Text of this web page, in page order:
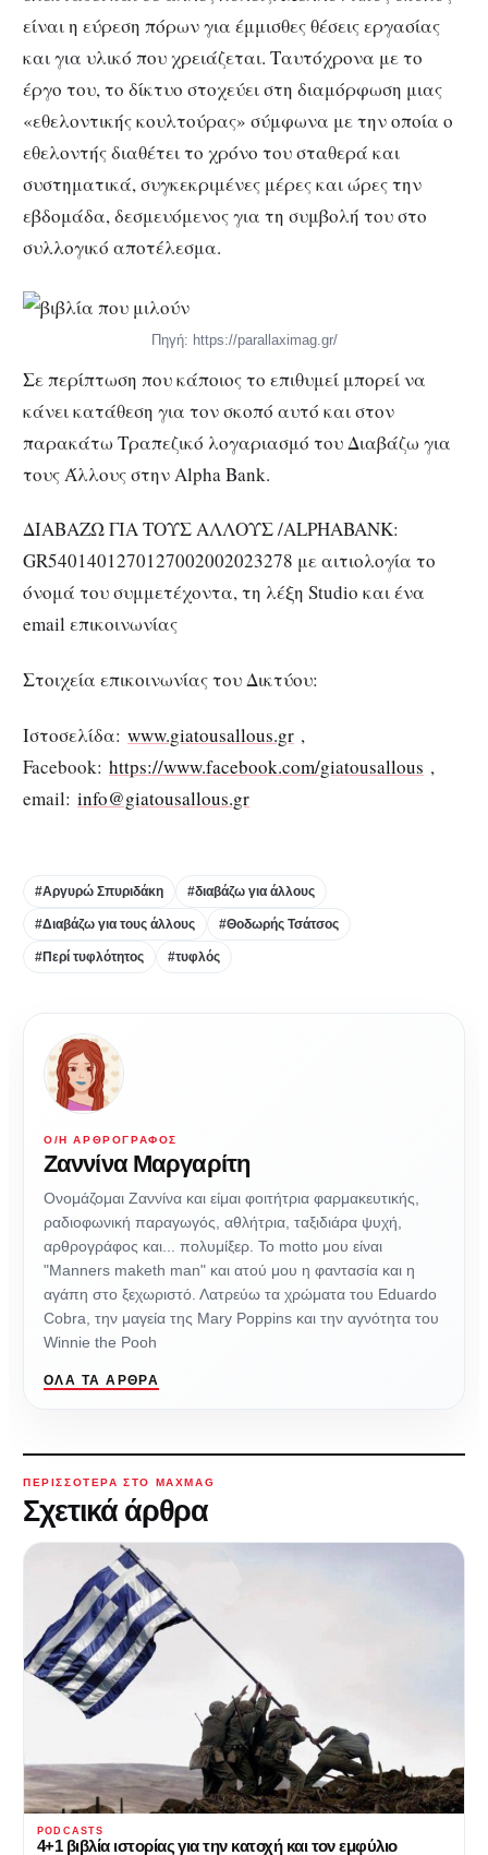
είναι η εύρεση πόρων για έμμισθες θέσεις εργασίας
και για υλικό που χρειάζεται. Ταυτόχρονα με το
έργο του, το δίκτυο στοχεύει στη διαμόρφωση μιας
«εθελοντικής κουλτούρας» σύμφωνα με την οποία ο
εθελοντής διαθέτει το χρόνο του σταθερά και
συστηματικά, συγκεκριμένες μέρες και ώρες την
εβδομάδα, δεσμευόμενος για τη συμβολή του στο
συλλογικό αποτέλεσμα.
Πηγή: https://parallaximag.gr/
Σε περίπτωση που κάποιος το επιθυμεί μπορεί να
κάνει κατάθεση για τον σκοπό αυτό και στον
παρακάτω Τραπεζικό λογαριασμό του Διαβάζω για
τους Άλλους στην Alpha Bank.
ΔΙΑΒΑΖΩ ΓΙΑ ΤΟΥΣ ΑΛΛΟΥΣ /ALPHABANK:
GR5401401270127002002023278 με αιτιολογία το
όνομά του συμμετέχοντα, τη λέξη Studio και ένα
email επικοινωνίας
Στοιχεία επικοινωνίας του Δικτύου:
Ιστοσελίδα: www.giatousallous.gr ,
Facebook: https://www.facebook.com/giatousallous ,
email: info@giatousallous.gr
#Αργυρώ Σπυριδάκη #διαβάζω για άλλους
#Διαβάζω για τους άλλους #Θοδωρής Τσάτσος
#Περί τυφλότητος #τυφλός
Ο/Η ΑΡΘΡΟΓΡΆΦΟΣ
Ζαννίνα Μαργαρίτη
Ονομάζομαι Ζαννίνα και είμαι φοιτήτρια φαρμακευτικής,
ραδιοφωνική παραγωγός, αθλήτρια, ταξιδιάρα ψυχή,
αρθρογράφος και... πολυμίξερ. Το motto μου είναι
"Manners maketh man" και ατού μου η φαντασία και η
αγάπη στο ξεχωριστό. Λατρεύω τα χρώματα του Eduardo
Cobra, την μαγεία της Mary Poppins και την αγνότητα του
Winnie the Pooh
ΌΛΑ ΤΑ ΆΡΘΡΑ
ΠΕΡΙΣΣΌΤΕΡΑ ΣΤΟ MAXMAG
Σχετικά άρθρα
PODCASTS
4+1 βιβλία ιστορίας για την κατοχή και τον εμφύλιο